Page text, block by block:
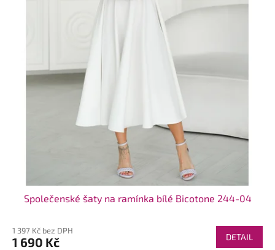
Společenské šaty na ramínka bílé Bicotone 244-04
1 397 Kč bez DPH
1 690 Kč DETAIL